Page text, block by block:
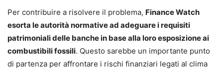
Per contribuire a risolvere il problema, Finance Watch
esorta le autorità normative ad adeguare i requisiti
patrimoniali delle banche in base alla loro esposizione ai
combustibili fossili. Questo sarebbe un importante punto
di partenza per affrontare i rischi finanziari legati al clima